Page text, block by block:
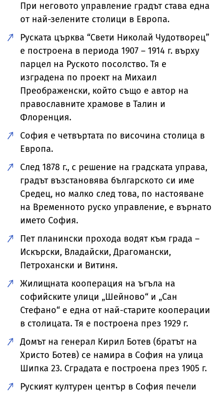
При неговото управление градът става една
от най-зелените столици в Европа.
Руската църква “Свети Николай Чудотворец”
е построена в периода 1907 – 1914 г. върху
парцел на Руското посолство. Тя е
изградена по проект на Михаил
Преображенски, който също е автор на
православните храмове в Талин и
Флоренция.
София е четвъртата по височина столица в
Европа.
След 1878 г., с решение на градската управа,
градът възстановява българското си име
Средец, но малко след това, по настояване
на Временното руско управление, е върнато
името София.
Пет планински прохода водят към града –
Искърски, Владайски, Драгомански,
Петрохански и Витиня.
Жилищната кооперация на ъгъла на
софийските улици „Шейново“ и „Сан
Стефано“ е една от най-старите кооперации
в столицата. Тя е построена през 1929 г.
Домът на генерал Кирил Ботев (братът на
Христо Ботев) се намира в София на улица
Шипка 23. Сградата е построена през 1905 г.
Руският културен център в София печели